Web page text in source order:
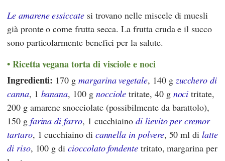
Le amarene essiccatesi trovano nelle miscele di muesli
già pronte o come frutta secca. La frutta cruda e il succo
sono particolarmente benefici per la salute.
Ricetta vegana torta di visciole e noci
Ingredienti: 170 g margarina vegetale, 140 g zucchero di
canna, 1 banana, 100 g nocciole tritate, 40 g noci tritate,
200 g amarene snocciolate (possibilmente da barattolo),
150 g farina di farro, 1 cucchiainodi lievito per cremor
tartaro, 1 cucchiaino di cannella in polvere, 50 ml dilatte
di riso, 100 g dicioccolato fondente tritato, margarina per